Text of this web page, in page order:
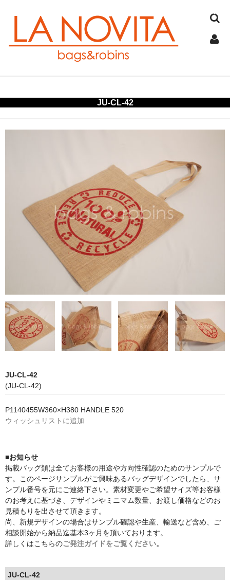
ALUMINUM
COLD STORAGE BAG
NON WOVBON
CHARM
FELT NOTE
CONTACT
GUIDE
JU-CL-42
JU-CL-42
(JU-CL-42)
P1140455W360×H380 HANDLE 520
ウィッシュリストに追加
■お知らせ
掲載バッグ類は全てお客様の用途や方向性確認のためのサンプルで
す。このページサンプルがご興味あるバッグデザインでしたら、サ
ンプル番号を元にご連絡下さい。素材変更やご希望サイズ等お客様
のお考えに基づき、デザインやミニマム数量、お渡し価格などのお
見積もりを出させて頂きます。
尚、新規デザインの場合はサンプル確認や生産、輸送など含め、ご
相談開始から納品迄基本3ヶ月を頂いております。
詳しくはこちらのご発注ガイドをご覧ください。
JU-CL-42